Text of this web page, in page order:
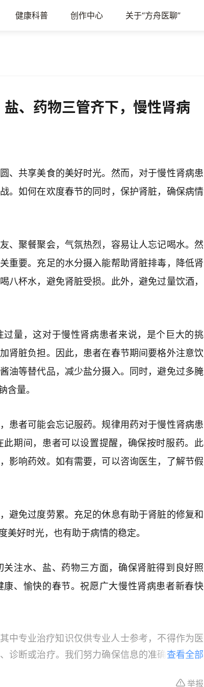
健康科普 创作中心 关于“方舟医聊”
、药物三管齐下，慢性肾病
、共享美食的美好时光。然而，对于慢性肾病患
。如何在欢度春节的同时，保护肾脏，确保病情
、聚餐聚会，气氛热烈，容易让人忘记喝水。然
重要。充足的水分摄入能帮助肾脏排毒，降低肾
八杯水，避免肾脏受损。此外，避免过量饮酒，
量，这对于慢性肾病患者来说，是个巨大的挑
肾脏负担。因此，患者在春节期间要格外注意饮
油等替代品，减少盐分摄入。同时，避免过多腌
含量。
患者可能会忘记服药。规律用药对于慢性肾病患
期间，患者可以设置提醒，确保按时服药。此
影响药效。如有需要，可以咨询医生，了解节假
避免过度劳累。充足的休息有助于肾脏的修复和
好时光，也有助于病情的稳定。
注水、盐、药物三方面，确保肾脏得到良好照
、愉快的春节。祝愿广大慢性肾病患者新春快
中专业治疗知识仅供专业人士参考，不得作为医
诊断或治疗。我们努力确保信息的准确性，但本
查看全部
举报